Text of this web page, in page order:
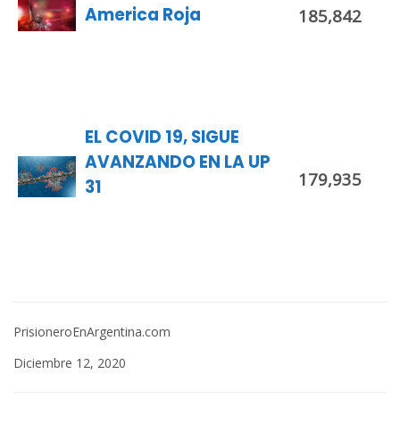
America Roja 185,842
EL COVID 19, SIGUE
AVANZANDO EN LA UP
31
179,935
PrisioneroEnArgentina.com
Diciembre 12, 2020